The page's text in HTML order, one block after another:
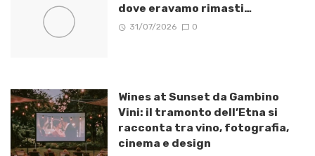
dove eravamo rimasti…
31/07/2026 0
Wines at Sunset da Gambino
Vini: il tramonto dell’Etna si
racconta tra vino, fotografia,
cinema e design